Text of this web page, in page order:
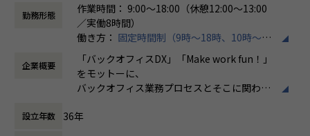
・新規プロジェクト立ち上げや標準化推進など、事業成長に
直結する役割を担うキャリア
・メンバー育成や組織づくりを推進するマネジメントキャリ
・将来的に組織マネージャーとして事業・組織運営を担うキ
【事業責任者からのメッセージ】
■公庁向け大規模Web・モバイルアプリ開発プロジェクト
担当領域：要件定義／基本設計／詳細設計／実装／テスト／
リリース／運用保守
言語：React（TypeScript）Spring Boot（Java）OS：Linu
React Native（TypeScript）OS：Android
■生保業界向け顧客情報管理Webアプリケーションのマイグ
勤務形態
作業時間： 9:00～18:00（休憩12:00～13:00
／実働8時間）
働き方： 固定時間制（9時～18時、10時～19
時など）
時間外労働の有無： 有（月平均10時間）
休憩時間： 60分
企業概要
「バックオフィスDX」「Make work fun！」
をモットーに、
バックオフィス業務プロセスとそこに関わる
企業競争力を向上させることを使命としてい
設立年数 36年